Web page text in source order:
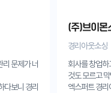
문제가 너
다보니 경리
(주)브이몬
경리아웃소싱
회사를 창업
것도 모르고
엑스퍼트 경